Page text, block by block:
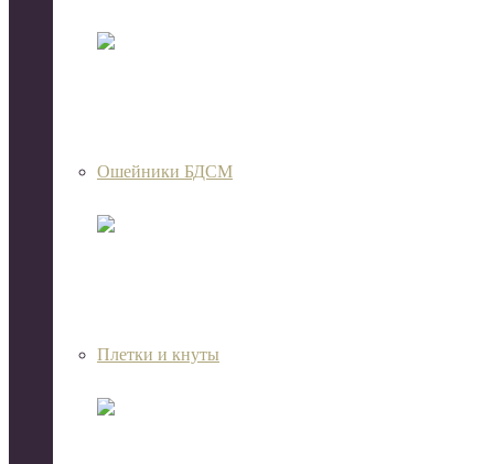
Ошейники БДСМ
Плетки и кнуты